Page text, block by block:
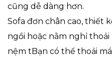
cũng dễ dàng hơn.
Sofa đơn chân cao, thiết
ngồi hoặc nằm nghỉ
nệm tBạn có thể thoải